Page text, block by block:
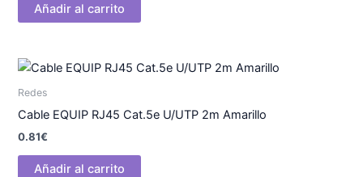
Añadir al carrito
Redes
Cable EQUIP RJ45 Cat.5e U/UTP 2m Amarillo
0.81€
Añadir al carrito